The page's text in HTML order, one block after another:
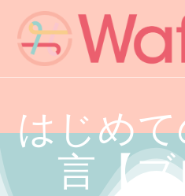
はじめ
言【ブ